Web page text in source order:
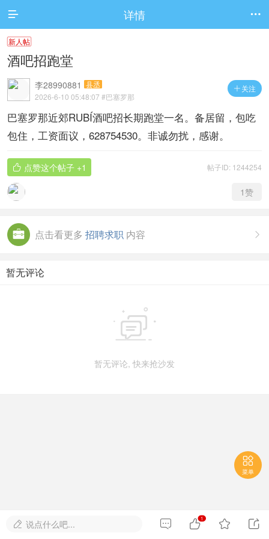
 详情 
新人帖
酒吧招跑堂
 关注
李28990881 县丞
2026-6-10 05:48:07 #巴塞罗那
巴塞罗那近郊RUBÍ酒吧招长期跑堂一名。备居留，包吃
包住，工资面议，628754530。非诚勿扰，感谢。
帖子ID: 1244254
 点赞这个帖子 +1
1赞

点击看更多 招聘求职 内容
暂无评论

暂无评论, 快来抢沙发

菜单
 说点什么吧...  1  